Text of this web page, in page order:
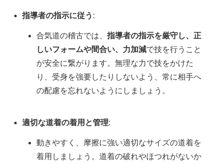
指導者の指示に従う :
合気道の稽古では、指導者の指示を厳守し、正
しいフォームや間合い、力加減で技を行うこと
が安全に繋がります。無理な力で技をかけた
り、受身を強要したりしないよう、常に相手へ
の配慮を忘れないようにしましょう。
適切な道着の着用と管理:
動きやすく、摩擦に強い適切なサイズの道着を
着用しましょう。道着の破れやほつれがないか